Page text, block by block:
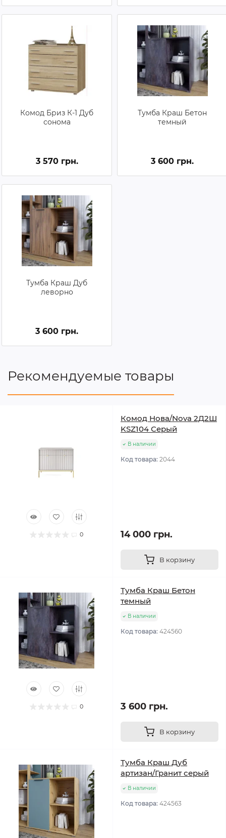
Комод Бриз К-1 Дуб
сонома
3 570 грн.
Тумба Краш Бетон
темный
3 600 грн.
Тумба Краш Дуб
леворно
3 600 грн.
Рекомендуемые товары
0
Комод Нова/Nova 2Д2Ш
KSZ104 Серый
В наличии
Код товара: 2044
14 000 грн.
В корзину
0
Тумба Краш Бетон
темный
В наличии
Код товара: 424560
3 600 грн.
В корзину
Тумба Краш Дуб
артизан/Гранит серый
В наличии
Код товара: 424563